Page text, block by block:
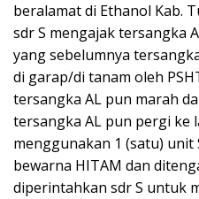
beralamat di Ethanol Kab.
sdr S mengajak tersangka
yang sebelumnya
di garap/di tanam oleh
tersangka AL pun marah
tersangka AL pun pergi ke
menggunakan 1 (satu) unit
bewarna HITAM dan
diperintahkan sdr S untuk